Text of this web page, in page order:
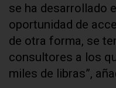
se ha desarrollado
oportunidad de
de otra forma, se
consultores a los
miles de libras”,